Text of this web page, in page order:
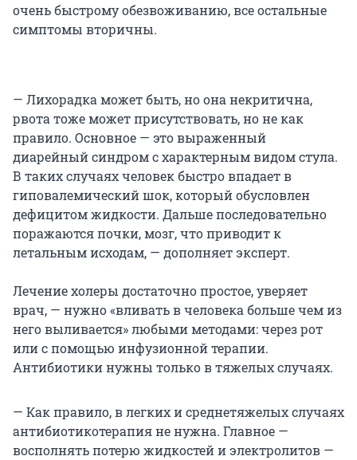
очень быстрому обезвоживанию, все остальные
симптомы вторичны.
— Лихорадка может быть, но она некритична,
рвота тоже может присутствовать, но не как
правило. Основное — это выраженный
диарейный синдром с характерным видом стула.
В таких случаях человек быстро впадает в
гиповалемический шок, который обусловлен
дефицитом жидкости. Дальше последовательно
поражаются почки, мозг, что приводит к
летальным исходам, — дополняет эксперт.
Лечение холеры достаточно простое, уверяет
врач, — нужно «вливать в человека больше чем из
него выливается» любыми методами: через рот
или с помощью инфузионной терапии.
Антибиотики нужны только в тяжелых случаях.
— Как правило, в легких и среднетяжелых случаях
антибиотикотерапия не нужна. Главное —
восполнять потерю жидкостей и электролитов —